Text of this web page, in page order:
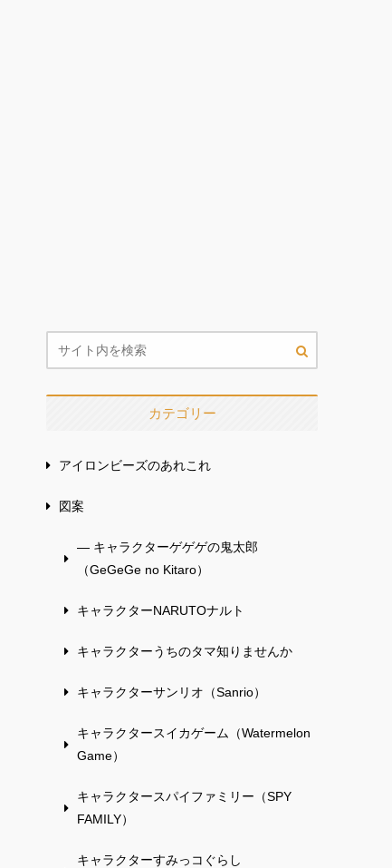
カテゴリー
アイロンビーズのあれこれ
図案
— キャラクターゲゲゲの鬼太郎
（GeGeGe no Kitaro）
キャラクターNARUTOナルト
キャラクターうちのタマ知りませんか
キャラクターサンリオ（Sanrio）
キャラクタースイカゲーム（Watermelon
Game）
キャラクタースパイファミリー（SPY
FAMILY）
キャラクターすみっコぐらし